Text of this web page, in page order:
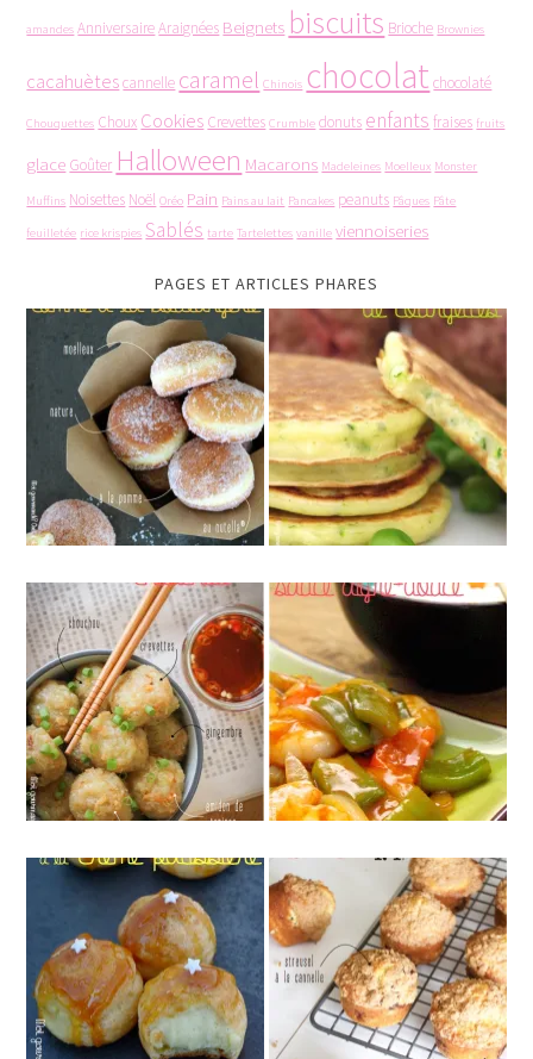
amandes AnniversaireAraignées Beignets biscuits Brioche Brownies
cacahuètescannelle caramel Chinois chocolat chocolaté
Chouquettes Choux Cookies Crevettes Crumble donuts enfants fraises fruits
glace Goûter Halloween Macarons Madeleines Moelleux Monster
Muffins Noisettes Noël Oréo Pain Pains au lait Pancakes peanuts Pâques Pâte
feuilletée rice krispies Sablés tarte Tartelettes vanille viennoiseries
PAGES ET ARTICLES PHARES